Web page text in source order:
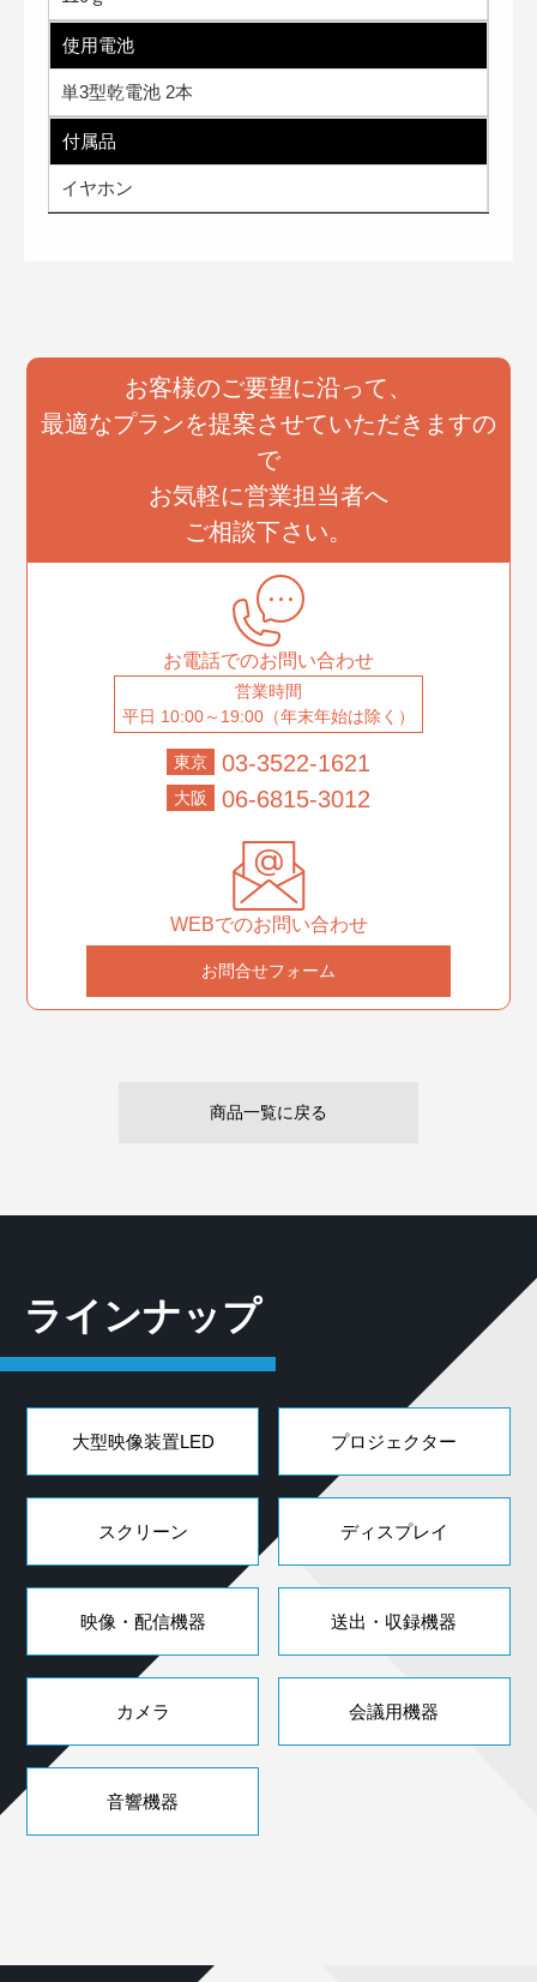
使用電池
単3型乾電池 2本
付属品
イヤホン
お客様のご要望に沿って、
最適なプランを提案させていただきますの
で
お気軽に営業担当者へ
ご相談下さい。
お電話でのお問い合わせ
営業時間
平日 10:00～19:00（年末年始は除く）
東京 03-3522-1621
大阪 06-6815-3012
WEBでのお問い合わせ
お問合せフォーム
商品一覧に戻る
ラインナップ
大型映像装置LED プロジェクター
スクリーン ディスプレイ
映像・配信機器 送出・収録機器
カメラ 会議用機器
音響機器